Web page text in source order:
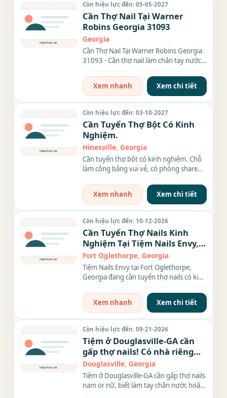
Còn hiệu lực đến: 05-05-2027
Cần Thợ Nail Tại Warner
Robins Georgia 31093
Georgia
Cần Thợ Nail Tại Warner Robins Georgia
31093 - Cần thợ nail làm chân tay nước
Xem nhanh
Xem chi tiết
Còn hiệu lực đến: 03-10-2027
Cần Tuyển Thợ Bột Có Kinh
Nghiệm.
Hinesville, Georgia
Cần tuyển thợ bột có kinh nghiệm. Chỗ
làm công bằng vui vẻ, có phòng share
Xem nhanh
Xem chi tiết
Còn hiệu lực đến: 10-12-2026
Cần Tuyển Thợ Nails Kinh
Nghiệm Tại Tiệm Nails Envy,
Georgia
Fort Oglethorpe, Georgia
Tiệm Nails Envy tại Fort Oglethorpe,
Georgia đang cần tuyển thợ nails có kinh
Xem nhanh
Xem chi tiết
Còn hiệu lực đến: 09-21-2026
Tiệm ở Douglasville-GA cần
gấp thợ nails! Có nhà riêng
cho thợ ở.
Douglasville, Georgia
Tiệm ở Douglasville-GA cần gấp thợ nails
nam or nữ, biết làm tay chân nước hoặc